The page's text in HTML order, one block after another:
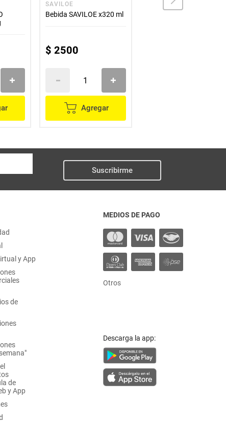
SAVILOE
Bebida SAVILOE x320 ml
$ 2500
Agregar
SUNTEA
Suscribirme
y App
de
de
y App
MEDIOS DE PAGO
Otros
Descarga la app: